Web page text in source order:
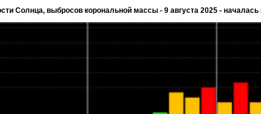
Солнца, выбросов корональной массы - 9 августа 2025 - началась